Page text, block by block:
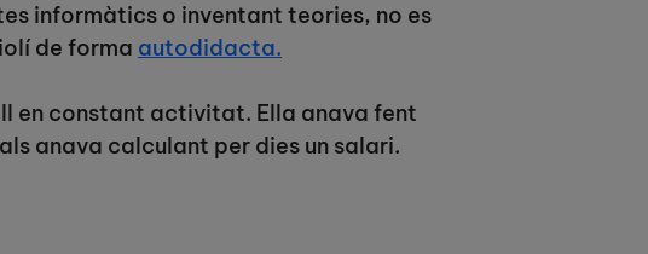
informàtics o inventant teories, no es
de forma autodidacta.
en constant activitat. Ella anava fent
anava calculant per dies un salari.